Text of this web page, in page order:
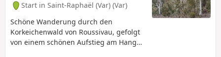
Start in Saint-Raphaël (Var) (Var)
Schöne Wanderung durch den
Korkeichenwald von Roussivau, gefolgt
von einem schönen Aufstieg am Hang